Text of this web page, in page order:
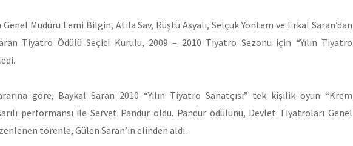
Müdürü Lemi Bilgin, Atila Sav, Rüştü Asyalı, Selçuk Yöntem ve Erkal Saran’dan
Tiyatro Ödülü Seçici Kurulu, 2009 – 2010 Tiyatro Sezonu için “Yılın Tiyatro
göre, Baykal Saran 2010 “Yılın Tiyatro Sanatçısı” tek kişilik oyun “Krem
performansı ile Servet Pandur oldu. Pandur ödülünü, Devlet Tiyatroları Genel
törenle, Gülen Saran’ın elinden aldı.